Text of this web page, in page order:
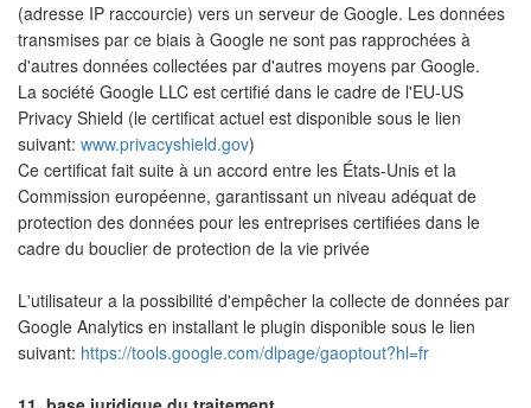
(adresse IP raccourcie) vers un serveur de Google. Les données
transmises par ce biais à Google ne sont pas rapprochées à
d'autres données collectées par d'autres moyens par Google.
La société Google LLC est certifié dans le cadre de l'EU-US
Privacy Shield (le certificat actuel est disponible sous le lien
suivant: www.privacyshield.gov)
Ce certificat fait suite à un accord entre les États-Unis et la
Commission européenne, garantissant un niveau adéquat de
protection des données pour les entreprises certifiées dans le
cadre du bouclier de protection de la vie privée
L'utilisateur a la possibilité d'empêcher la collecte de données par
Google Analytics en installant le plugin disponible sous le lien
suivant: https://tools.google.com/dlpage/gaoptout?hl=fr